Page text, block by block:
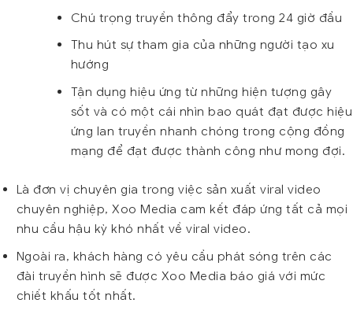
Chú trọng truyền thông đẩy trong 24 giờ đầu
Thu hút sự tham gia của những người tạo xu
hướng
Tận dụng hiệu ứng từ những hiện tượng gây
sốt và có một cái nhìn bao quát đạt được hiệu
ứng lan truyền nhanh chóng trong cộng đồng
mạng để đạt được thành công như mong đợi.
Là đơn vị chuyên gia trong việc sản xuất viral video
chuyên nghiệp, Xoo Media cam kết đáp ứng tất cả mọi
nhu cầu hậu kỳ khó nhất về viral video.
Ngoài ra, khách hàng có yêu cầu phát sóng trên các
đài truyền hình sẽ được Xoo Media báo giá với mức
chiết khấu tốt nhất.